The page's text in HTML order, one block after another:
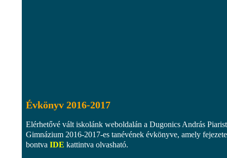
Évkönyv 2016-2017
Elérhetővé vált iskolánk weboldalán a Dugonics András
Gimnázium 2016-2017-es tanévének évkönyve, amely
bontva IDE kattintva olvasható.